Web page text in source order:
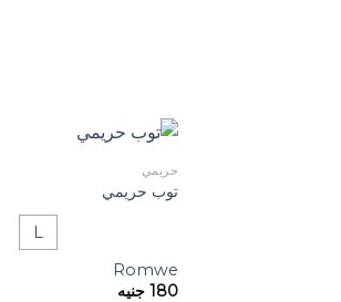
حريمي
توب حريمي
L
Romwe
180 جنيه